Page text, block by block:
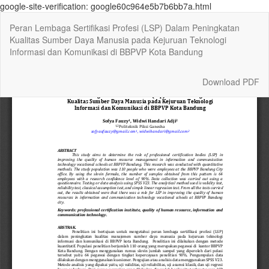
google-site-verification: google60c964e5b7b6bb7a.html
Article
Details
Peran Lembaga Sertifikasi Profesi (LSP) Dalam Peningkatan
Kualitas Sumber Daya Manusia pada Kejuruan Teknologi
Informasi dan Komunikasi di BBPVP Kota Bandung
Download
Download PDF